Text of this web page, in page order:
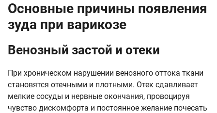
Основные причины появления
зуда при варикозе
Венозный застой и отеки
При хроническом нарушении венозного оттока ткани
становятся отечными и плотными. Отек сдавливает
мелкие сосуды и нервные окончания, провоцируя
чувство дискомфорта и постоянное желание почесать